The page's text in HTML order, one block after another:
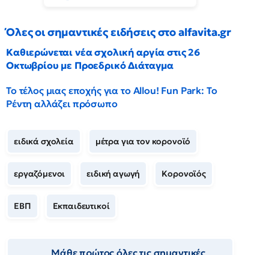
Όλες οι σημαντικές ειδήσεις στο alfavita.gr
Καθιερώνεται νέα σχολική αργία στις 26
Οκτωβρίου με Προεδρικό Διάταγμα
Το τέλος μιας εποχής για το Allou! Fun Park: Το
Ρέντη αλλάζει πρόσωπο
ειδικά σχολεία μέτρα για τον κορονοϊό
εργαζόμενοι ειδική αγωγή Κορονοϊός
ΕΒΠ Εκπαιδευτικοί